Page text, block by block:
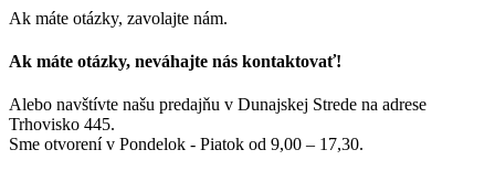
Ak máte otázky, zavolajte nám.
Ak máte otázky, neváhajte nás kontaktovať!
Alebo navštívte našu predajňu v Dunajskej Strede na adrese
Trhovisko 445.
Sme otvorení v Pondelok - Piatok od 9,00 – 17,30.